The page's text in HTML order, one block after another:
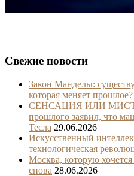
Свежие новости
Закон Манделы:
которая меняет прошлое?
СЕНСАЦИЯ ИЛИ
прошлого заявил, что
Тесла 29.06.2026
Искусственный
технологическая
Москва, которую
снова 28.06.2026